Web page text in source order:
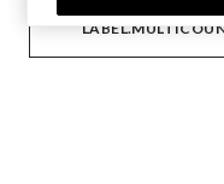
AZIENDA